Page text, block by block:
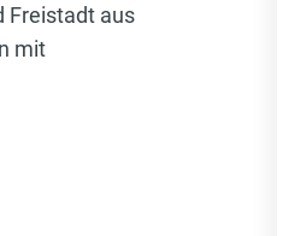
Freistadt aus
mit